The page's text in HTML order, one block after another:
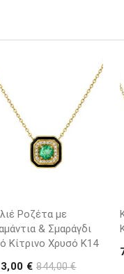
Ροζέτα με
& Σμαράγδι
Κίτρινο Χρυσό K14
€844,00 €